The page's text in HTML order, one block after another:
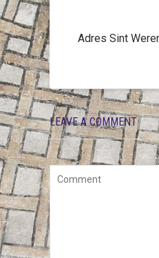
Adres Sint
LEAVE A COMMENT